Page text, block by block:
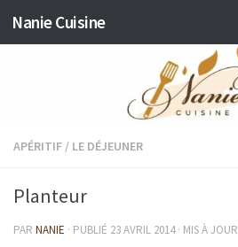
Skip to content
Nanie Cuisine
APÉRITIF / LE DÉJEUNER
Planteur
PAR NANIE · PUBLIÉ 23 AVRIL 2014· MIS À JOUR